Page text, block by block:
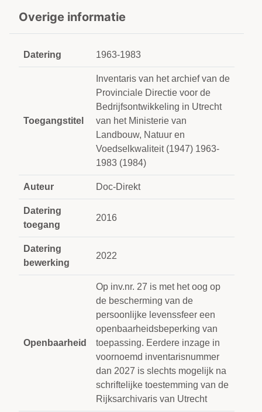
Overige informatie
Datering 1963-1983
Toegangstitel
Inventaris van het archief van de
Provinciale Directie voor de
Bedrijfsontwikkeling in Utrecht
van het Ministerie van
Landbouw, Natuur en
Voedselkwaliteit (1947) 1963-
1983 (1984)
Auteur Doc-Direkt
Datering
toegang
2016
Datering
bewerking
2022
Openbaarheid
Op inv.nr. 27 is met het oog op
de bescherming van de
persoonlijke levenssfeer een
openbaarheidsbeperking van
toepassing. Eerdere inzage in
voornoemd inventarisnummer
dan 2027 is slechts mogelijk na
schriftelijke toestemming van de
Rijksarchivaris van Utrecht